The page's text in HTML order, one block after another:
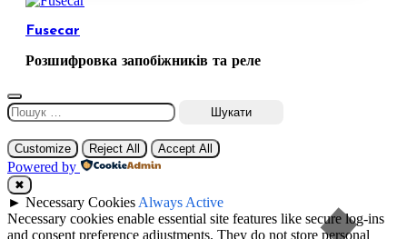
Fusecar
Розшифровка запобіжників та реле
Пошук:
Customize Reject All Accept All
Powered by
✖
► Necessary Cookies Always Active
Necessary cookies enable essential site features like secure log-ins
and consent preference adjustments. They do not store personal